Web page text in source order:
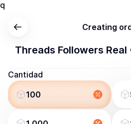
q
Creating
Threads Followers
Cantidad
100